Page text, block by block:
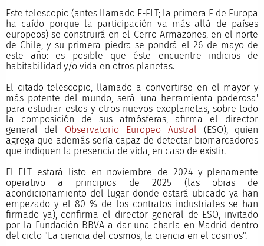
Este telescopio (antes llamado E-ELT; la primera E de Europa
ha caído porque la participación va más allá de países
europeos) se construirá en el Cerro Armazones, en el norte
de Chile, y su primera piedra se pondrá el 26 de mayo de
este año: es posible que éste encuentre indicios de
habitabilidad y/o vida en otros planetas.
El citado telescopio, llamado a convertirse en el mayor y
más potente del mundo, será 'una herramienta poderosa'
para estudiar estos y otros nuevos exoplanetas, sobre todo
la composición de sus atmósferas, afirma el director
general del Observatorio Europeo Austral (ESO), quien
agrega que además sería capaz de detectar biomarcadores
que indiquen la presencia de vida, en caso de existir.
El ELT estará listo en noviembre de 2024 y plenamente
operativo a principios de 2025 (las obras de
acondicionamiento del lugar donde estará ubicado ya han
empezado y el 80 % de los contratos industriales se han
firmado ya), confirma el director general de ESO, invitado
por la Fundación BBVA a dar una charla en Madrid dentro
del ciclo "La ciencia del cosmos, la ciencia en el cosmos".